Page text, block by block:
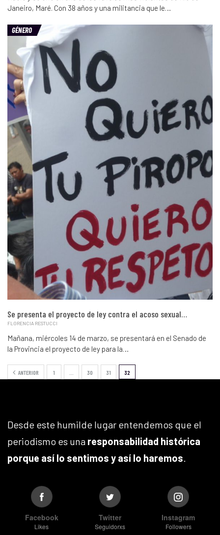
Janeiro, Maré. Con 38 años y una militancia que le…
GÉNERO
Se presenta el proyecto de ley contra el acoso sexual…
FLORENCIA RESTUCCI
Mañana, miércoles 14 de marzo, se presentará en el Senado de
la Provincia el proyecto de ley para la…
ANTERIOR 1 30 31 32
Desde este humilde lugar entendemos que el
periodismo es una responsabilidad histórica
porque así lo sentimos y así lo haremos.
Facebook
Likes
Twitter
Seguidorxs
Instagram
Followers